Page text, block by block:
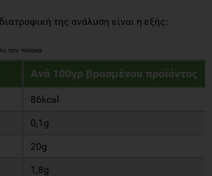
της ανάλυση είναι η εξής:
Ανά 100γρ βρασμένου προϊόντος
86kcal
0,1g
20g
1,8g